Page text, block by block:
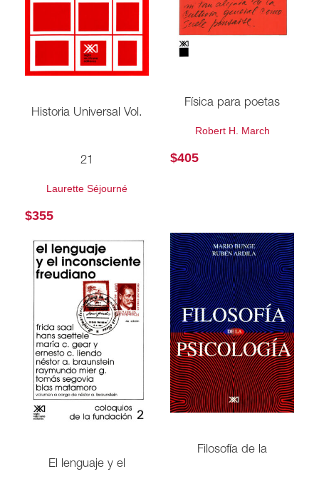
Historia Universal Vol.
21
Laurette Séjourné
$355
Física para poetas
Robert H. March
$405
El lenguaje y el
Filosofía de la